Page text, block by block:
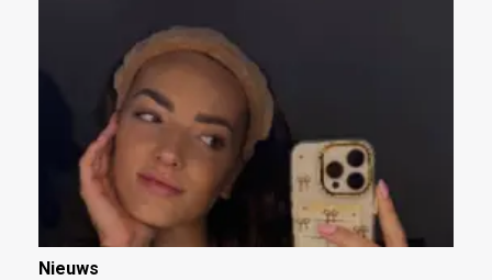
Nieuws